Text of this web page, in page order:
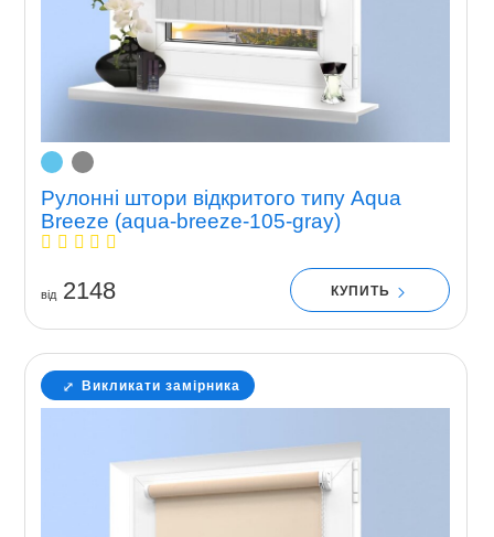
Рулонні штори відкритого типу Aqua
Breeze (aqua-breeze-105-gray)
вiд2148 КУПИТЬ
Викликати замірника